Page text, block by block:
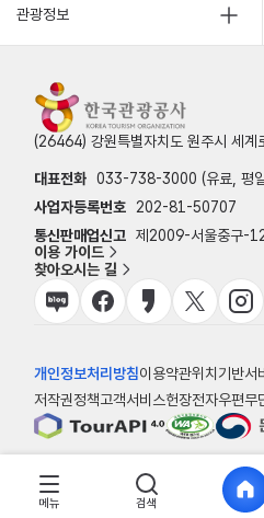
관광정보
(26464) 강원특별자치도 원주시 세계
대표전화 033-738-3000 (유료, 평
사업자등록번호
202-81-50707
통신판매업신고 제2009-서울중구-
이용 가이드
찾아오시는 길
개인정보처리방침이용약관위치기반서
저작권정책고객서비스헌장전자우편무
© 한국관광공사
메뉴 검색